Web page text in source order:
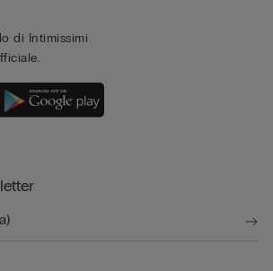
di Intimissimi